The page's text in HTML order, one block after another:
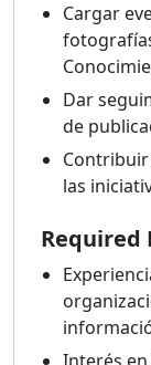
Cargar
Dar
de
las
Required